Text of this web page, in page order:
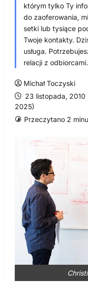
którym tylko Ty
do zaoferowania,
setki lub tysiące
Twoje kontakty.
usługa.
relacji z odbiorcami.
Michał Toczyski
23 listopada,
2025)
Przeczytano 2